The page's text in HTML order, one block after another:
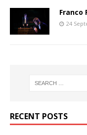
Franco
24
RECENT POSTS